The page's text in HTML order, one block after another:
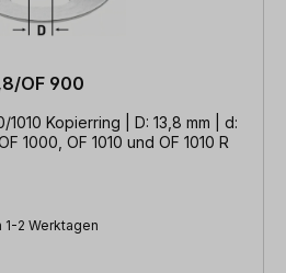
OF 900
1010 Kopierring | D: 13,8 mm | d:
1000, OF 1010 und OF 1010 R
1-2 Werktagen